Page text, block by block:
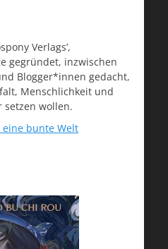
Verlags’,
gegründet, inzwischen
Blogger*innen gedacht,
Menschlichkeit und
wollen.
eine bunte Welt